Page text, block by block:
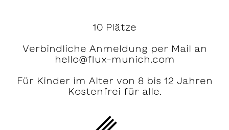
10 Plätze
Verbindliche Anmeldung per Mail an
hello@flux-munich.com
Für Kinder im Alter von 8 bis 12 Jahren
Kostenfrei für alle.